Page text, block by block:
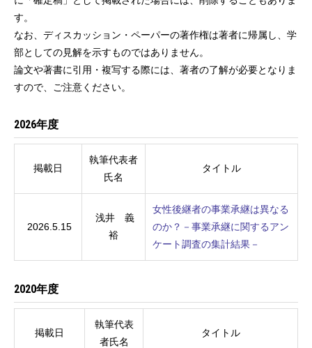
す。
なお、ディスカッション・ペーパーの著作権は著者に帰属し、学
部としての見解を示すものではありません。
論文や著書に引用・複写する際には、著者の了解が必要となりま
すので、ご注意ください。
2026年度
掲載日
執筆代表者
氏名
タイトル
2026.5.15
浅井 義
裕
女性後継者の事業承継は異なる
のか？－事業承継に関するアン
ケート調査の集計結果－
2020年度
掲載日
執筆代表
者氏名
タイトル